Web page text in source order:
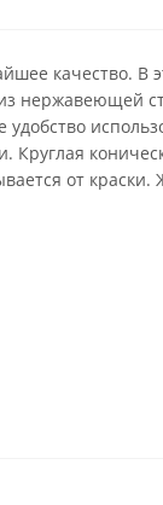
качество. В
нержавеющей
от